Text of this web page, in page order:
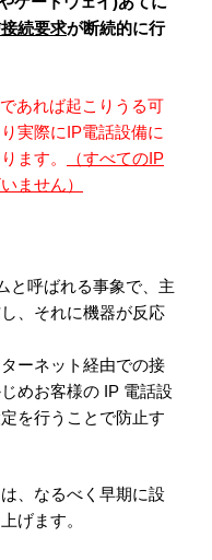
続要求が断続的に行
あれば起こりうる可
実際にIP電話設備に
ます。
（すべてのIP
ません）
と呼ばれる事象で、主
、それに機器が反応
ーネット経由での接
めお客様の IP 電話設
を行うことで防止す
、なるべく早期に設
げます。